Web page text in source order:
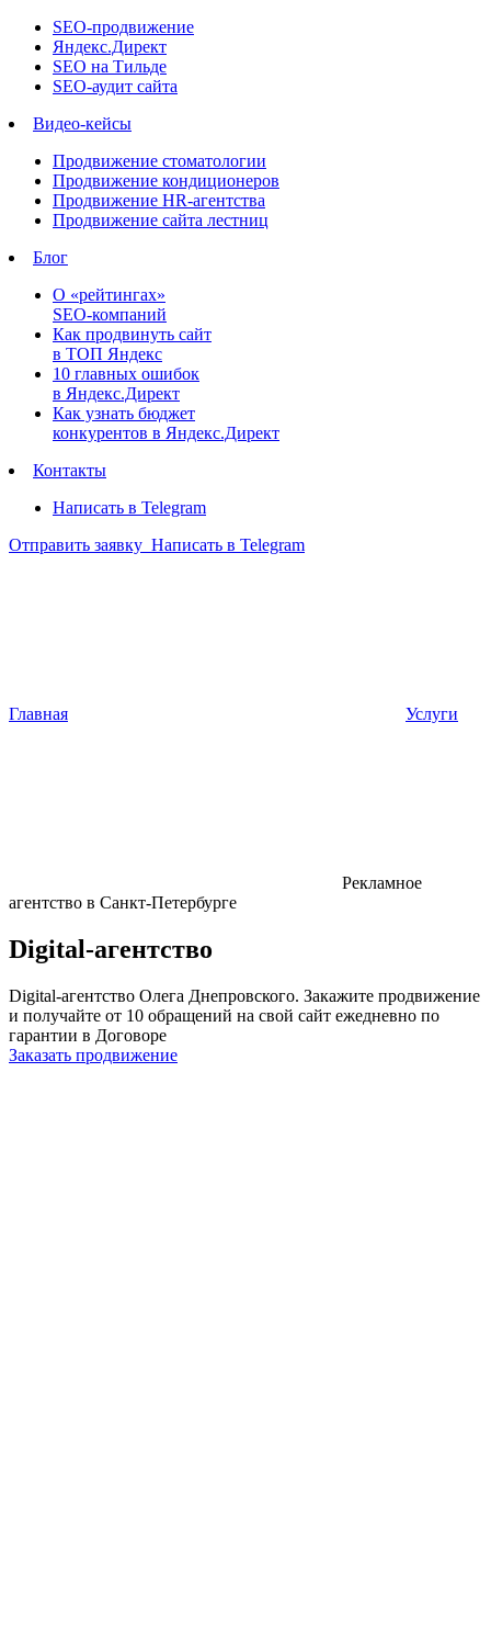
SEO-продвижение
Яндекс.Директ
SEO на Тильде
SEO-аудит сайта
Видео-кейсы
Продвижение стоматологии
Продвижение кондиционеров
Продвижение HR-агентства
Продвижение сайта лестниц
Блог
О «рейтингах»
SEO-компаний
Как продвинуть сайт
в ТОП Яндекс
10 главных ошибок
в Яндекс.Директ
Как узнать бюджет
конкурентов в Яндекс.Директ
Контакты
Написать в Telegram
Отправить заявку Написать в Telegram
Главная Услуги
Рекламное
агентство в Санкт-Петербурге
Digital-агентство
Digital-агентство Олега Днепровского. Закажите продвижение
и получайте от 10 обращений на свой сайт ежедневно по
гарантии в Договоре
Заказать продвижение